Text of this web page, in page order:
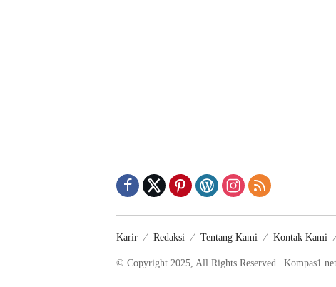
Karir Redaksi Tentang Kami Kontak Kami
© Copyright 2025, All Rights Reserved | Kompas1.net